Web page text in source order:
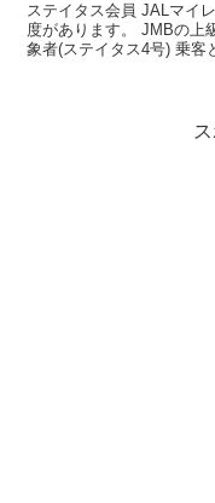
ステイタス会員 JALマイ
度があります。 JMBの上
象者(ステイタス4号) 乗客